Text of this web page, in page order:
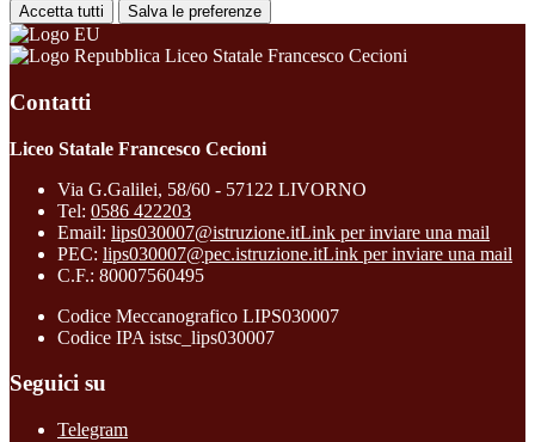
Accetta tutti Salva le preferenze
Liceo Statale Francesco Cecioni
Contatti
Liceo Statale Francesco Cecioni
Via G.Galilei, 58/60 - 57122 LIVORNO
Tel: 0586 422203
Email: lips030007@istruzione.itLink per inviare una mail
PEC: lips030007@pec.istruzione.itLink per inviare una mail
C.F.: 80007560495
Codice Meccanografico LIPS030007
Codice IPA istsc_lips030007
Seguici su
Telegram